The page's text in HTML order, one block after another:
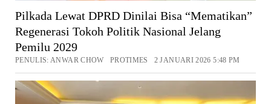
Pilkada Lewat DPRD Dinilai Bisa “Mematikan”
Regenerasi Tokoh Politik Nasional Jelang
Pemilu 2029
PENULIS: ANWAR CHOW PROTIMES 2 JANUARI 2026 5:48 PM